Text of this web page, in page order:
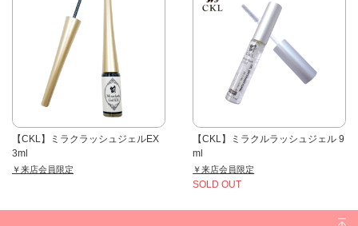
【CKL】ミラクラッシュジェルEX
3ml
￥来店会員限定
【CKL】ミラクルラッシュジェル 9
ml
￥来店会員限定
SOLD OUT